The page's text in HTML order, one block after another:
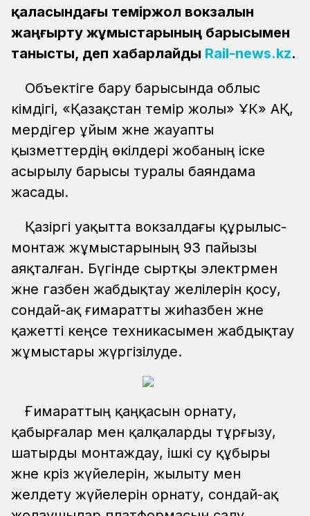
қаласындағы теміржол вокзалын
жаңғырту жұмыстарының барысымен
танысты, деп хабарлайды Rail-news.kz.
Объектіге бару барысында облыс
әкімдігі, «Қазақстан темір жолы» ҰК» АҚ,
мердігер ұйым және жауапты
қызметтердің өкілдері жобаның іске
асырылу барысы туралы баяндама
жасады.
Қазіргі уақытта вокзалдағы құрылыс-
монтаж жұмыстарының 93 пайызы
аяқталған. Бүгінде сыртқы электрмен
және газбен жабдықтау желілерін қосу,
сондай-ақ ғимаратты жиһазбен және
қажетті кеңсе техникасымен жабдықтау
жұмыстары жүргізілуде.
Ғимараттың қаңқасын орнату,
қабырғалар мен қалқаларды тұрғызу,
шатырды монтаждау, ішкі су құбыры
және кәріз жүйелерін, жылыту мен
желдету жүйелерін орнату, сондай-ақ